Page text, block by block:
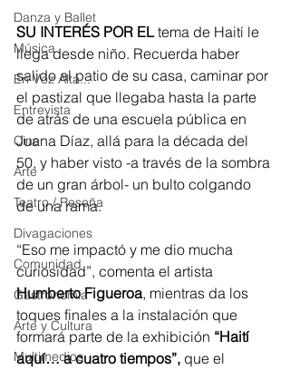
Danza y Ballet
Música
En Voz Alta...
Entrevista
Cine
Arte
Teatro / Reseña
Divagaciones
Comunidad
Gastronomía
Arte y Cultura
Multimedios
SU INTERÉS POR EL tema de Haití le
llega desde niño. Recuerda haber
salido al patio de su casa, caminar por
el pastizal que llegaba hasta la parte
de atrás de una escuela pública en
Juana Díaz, allá para la década del
50, y haber visto -a través de la sombra
de un gran árbol- un bulto colgando
de una rama.
“Eso me impactó y me dio mucha
curiosidad”, comenta el artista
Humberto Figueroa, mientras da los
toques finales a la instalación que
formará parte de la exhibición “Haití
aquí… a cuatro tiempos”, que el